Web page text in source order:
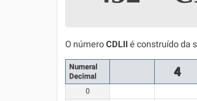
Química
Todos os Exercícios
O número CDLII é construído da
Numeral
Decimal
4
0